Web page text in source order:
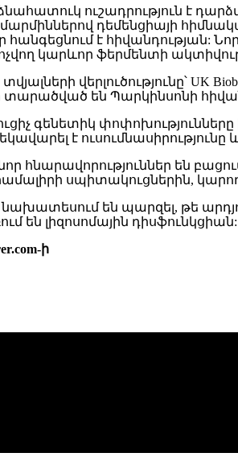
ուշադրություն է
դեմենցիայի
է հիվանդության:
կարևոր ֆերմենտի
վերլուծությունը՝ UK
են Պարկինսոնի
գենետիկ
է
հնարավորություններ են
համալիրի սպիտակուցներին,
են պարզել, թե
են լիզոսոմային դիսֆունկցիան:
ի